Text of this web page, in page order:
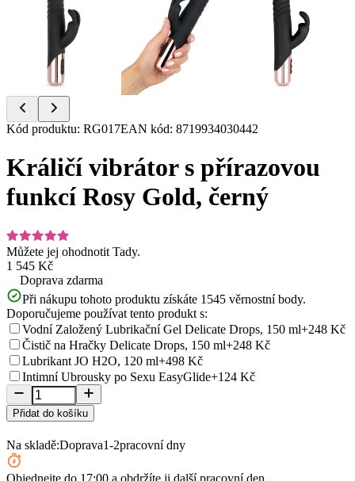
Item
of
11
Kód produktu: RG017EAN kód: 8719934030442
Králičí vibrátor s přírazovou
funkcí Rosy Gold, černý
Můžete jej ohodnotit Tady.
1 545 Kč
Doprava zdarma
Při nákupu tohoto produktu získáte 1545 věrnostní body.
Doporučujeme používat tento produkt s:
Vodní Založený Lubrikační Gel Delicate Drops, 150 ml+248 Kč
Čistič na Hračky Delicate Drops, 150 ml+248 Kč
Lubrikant JO H2O, 120 ml+498 Kč
Intimní Ubrousky po Sexu EasyGlide+124 Kč
Přidat do košíku
Na skladě:Doprava1-2pracovní dny
Objednejte do 17:00 a obdržíte ji další pracovní den.